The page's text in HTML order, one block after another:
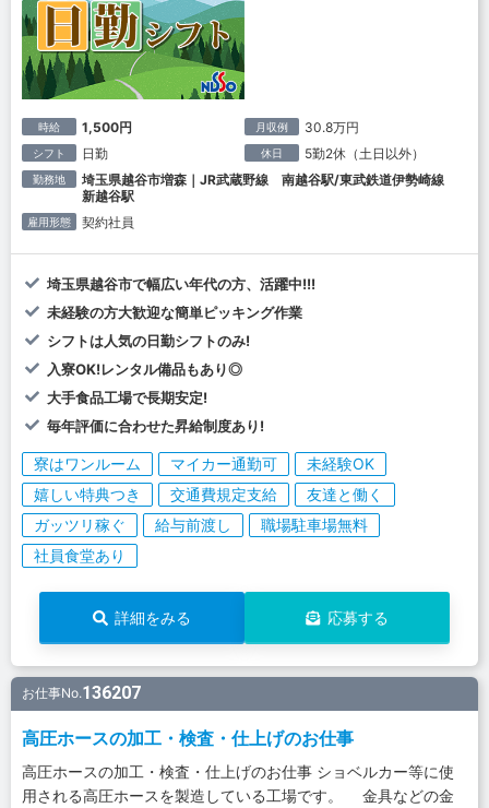
時給 1,500円 月収例 30.8万円
シフト 日勤 休日 5勤2休（土日以外）
勤務地
埼玉県越谷市増森｜JR武蔵野線 南越谷駅/東武鉄道伊勢崎線
新越谷駅
雇用形態 契約社員
埼玉県越谷市で幅広い年代の方、活躍中!!!
未経験の方大歓迎な簡単ピッキング作業
シフトは人気の日勤シフトのみ!
入寮OK!レンタル備品もあり◎
大手食品工場で長期安定!
毎年評価に合わせた昇給制度あり!
寮はワンルーム マイカー通勤可
未経験OK
嬉しい特典つき
交通費規定支給
友達と働く
ガッツリ稼ぐ
給与前渡し
職場駐車場無料
社員食堂あり
詳細をみる 応募する
お仕事No.136207
高圧ホースの加工・検査・仕上げのお仕事
高圧ホースの加工・検査・仕上げのお仕事 ショベルカー等に使
用される高圧ホースを製造している工場です。 金具などの金